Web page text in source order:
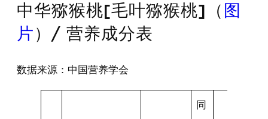
中华猕猴桃[毛叶猕猴桃]（ 图
片 ）/ 营养成分表
数据来源：中国营养学会
同